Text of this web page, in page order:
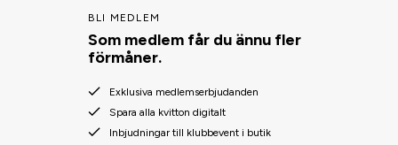
BLI MEDLEM
Som medlem får du ännu fler
förmåner.
Exklusiva medlemserbjudanden
Spara alla kvitton digitalt
Inbjudningar till klubbevent i butik